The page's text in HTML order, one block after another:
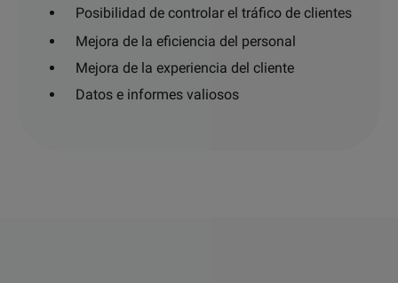
Posibilidad de controlar el tráfico de clientes
Mejora de la eficiencia del personal
Mejora de la experiencia del cliente
Datos e informes valiosos